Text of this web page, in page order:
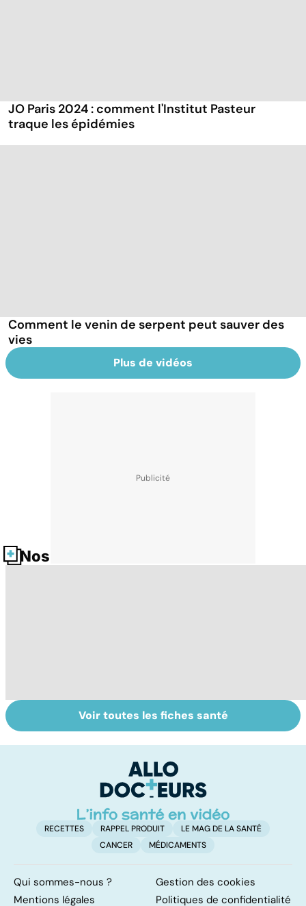
JO Paris 2024 : comment l'Institut Pasteur
traque les épidémies
Comment le venin de serpent peut sauver des
vies
Plus de vidéos
Nos fiches santé
Tout savoir sur le
cerveau
Staphylocoque
doré : une
surveillance
Voir toutes les fiches santé
RECETTES RAPPEL PRODUIT
LE MAG DE LA SANTÉ
CANCER
MÉDICAMENTS
Qui sommes-nous ?
Gestion des cookies
Mentions légales
Politiques de confidentialité